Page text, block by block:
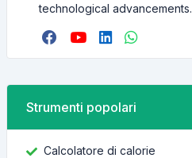
technological advancements.
Strumenti popolari
Calcolatore di calorie